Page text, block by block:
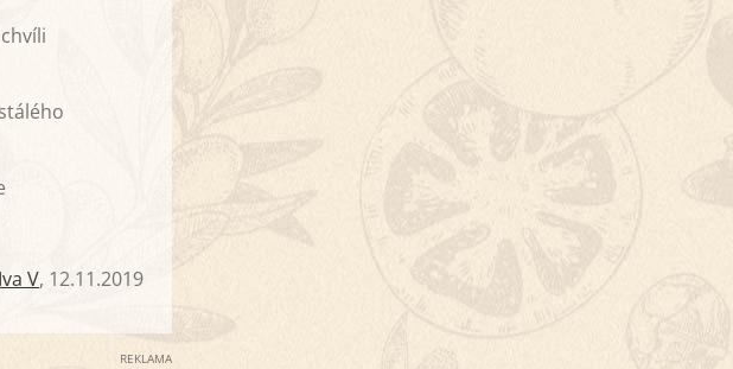
Iva V, 12.11.2019
REKLAMA